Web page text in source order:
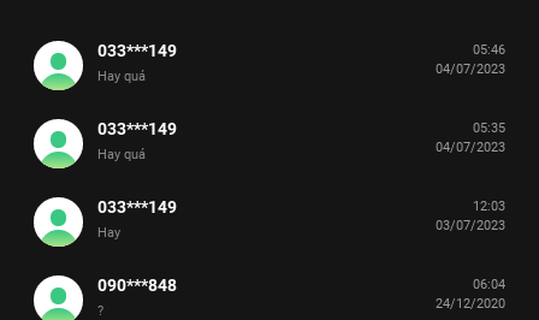
033***149
Hay quá
05:46
04/07/2023
033***149
Hay quá
05:35
04/07/2023
033***149
Hay
12:03
03/07/2023
090***848
?
06:04
24/12/2020